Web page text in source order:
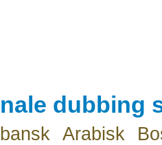
dubbing
Arabisk